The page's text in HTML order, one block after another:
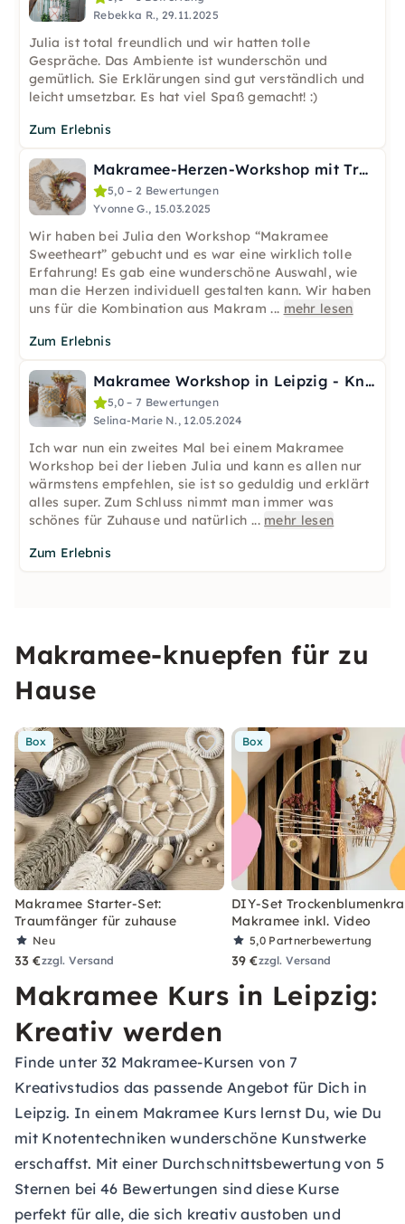
Rebekka R., 29.11.2025
Julia ist total freundlich und wir hatten tolle
Gespräche. Das Ambiente ist wunderschön und
gemütlich. Sie Erklärungen sind gut verständlich und
leicht umsetzbar. Es hat viel Spaß gemacht! :)
Zum Erlebnis
Makramee-Herzen-Workshop mit Trockenblumen in Leipzig
5,0 – 2 Bewertungen
Yvonne G., 15.03.2025
Wir haben bei Julia den Workshop “Makramee
Sweetheart” gebucht und es war eine wirklich tolle
Erfahrung! Es gab eine wunderschöne Auswahl, wie
man die Herzen individuell gestalten kann. Wir haben
uns für die Kombination aus Makram ... mehr lesen
Zum Erlebnis
Makramee Workshop in Leipzig - Knote ein Windlicht
5,0 – 7 Bewertungen
Selina-Marie N., 12.05.2024
Ich war nun ein zweites Mal bei einem Makramee
Workshop bei der lieben Julia und kann es allen nur
wärmstens empfehlen, sie ist so geduldig und erklärt
alles super. Zum Schluss nimmt man immer was
schönes für Zuhause und natürlich ... mehr lesen
Zum Erlebnis
Makramee-knuepfen für zu
Hause
Box
Makramee Starter-Set:
Traumfänger für zuhause
Neu
33 €zzgl. Versand
Box
DIY-Set
Makramee inkl. Video
5,0 Partnerbewertung
39 €zzgl. Versand
Makramee Kurs in Leipzig:
Kreativ werden
Finde unter 32 Makramee-Kursen von 7
Kreativstudios das passende Angebot für Dich in
Leipzig. In einem Makramee Kurs lernst Du, wie Du
mit Knotentechniken wunderschöne Kunstwerke
erschaffst. Mit einer Durchschnittsbewertung von 5
Sternen bei 46 Bewertungen sind diese Kurse
perfekt für alle, die sich kreativ austoben und